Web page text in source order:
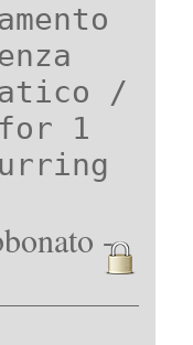
/
1
-